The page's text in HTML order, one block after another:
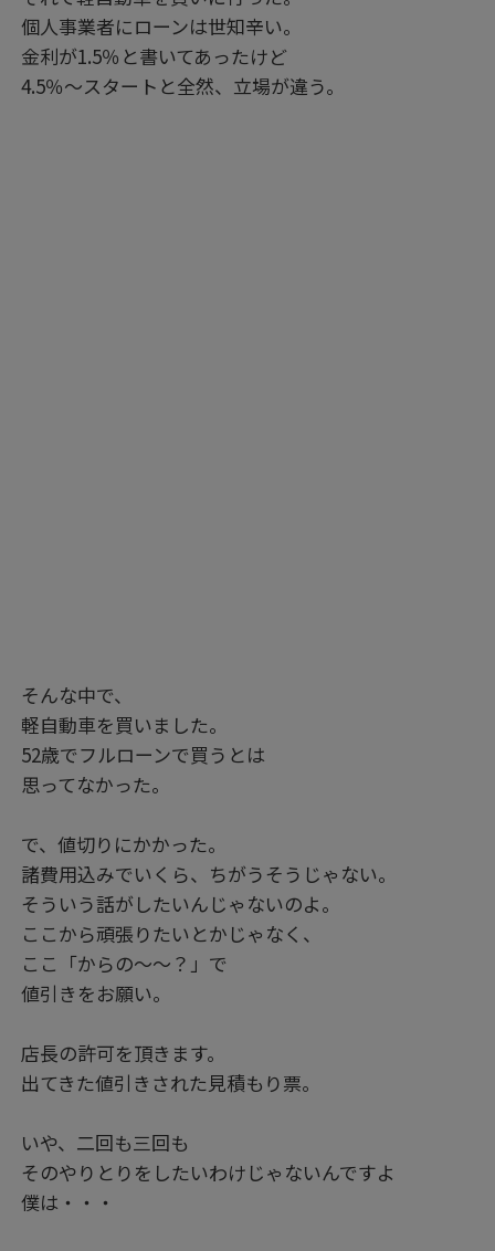
個人事業者にローンは世知辛い。
金利が1.5％と書いてあったけど
4.5％～スタートと全然、立場が違う。
そんな中で、
軽自動車を買いました。
52歳でフルローンで買うとは
思ってなかった。
で、値切りにかかった。
諸費用込みでいくら、ちがうそうじゃない。
そういう話がしたいんじゃないのよ。
ここから頑張りたいとかじゃなく、
ここ「からの～～？」で
値引きをお願い。
店長の許可を頂きます。
出てきた値引きされた見積もり票。
いや、二回も三回も
そのやりとりをしたいわけじゃないんですよ
僕は・・・